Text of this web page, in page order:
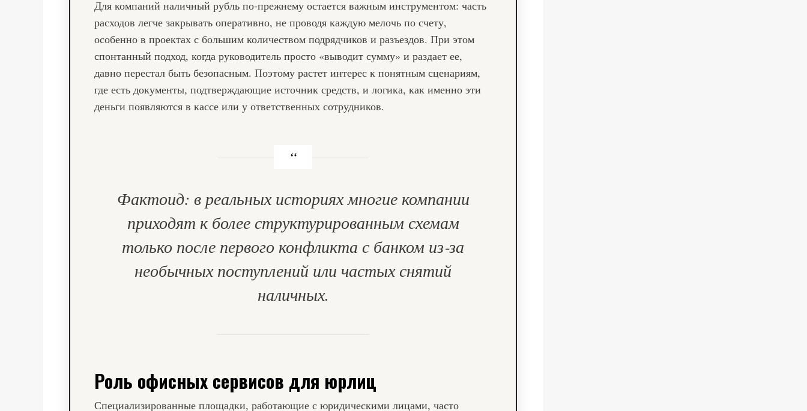
Для компаний наличный рубль по‑прежнему остается важным инструментом: часть
расходов легче закрывать оперативно, не проводя каждую мелочь по счету,
особенно в проектах с большим количеством подрядчиков и разъездов. При этом
спонтанный подход, когда руководитель просто «выводит сумму» и раздает ее,
давно перестал быть безопасным. Поэтому растет интерес к понятным сценариям,
где есть документы, подтверждающие источник средств, и логика, как именно эти
деньги появляются в кассе или у ответственных сотрудников.
Фактоид: в реальных историях многие компании
приходят к более структурированным схемам
только после первого конфликта с банком из‑за
необычных поступлений или частых снятий
наличных.
Роль офисных сервисов для юрлиц
Специализированные площадки, работающие с юридическими лицами, часто